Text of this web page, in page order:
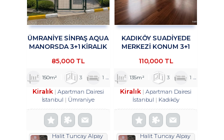
ÜMRANİYE SİNPAŞ AQUA
MANORSDA 3+1 KİRALIK
85,000 TL
150m² 3 1 2
Kiralık
Apartman Dairesi
İstanbul
Ümraniye
Halit Tuncay Alpay
KADIKÖY SUADİYEDE
MERKEZİ KONUM 3+1
TROYKADAN
110,000 TL
135m² 3 1
Kiralık
Apartman Dairesi
İstanbul
Kadıköy
Halit Tuncay Alpay